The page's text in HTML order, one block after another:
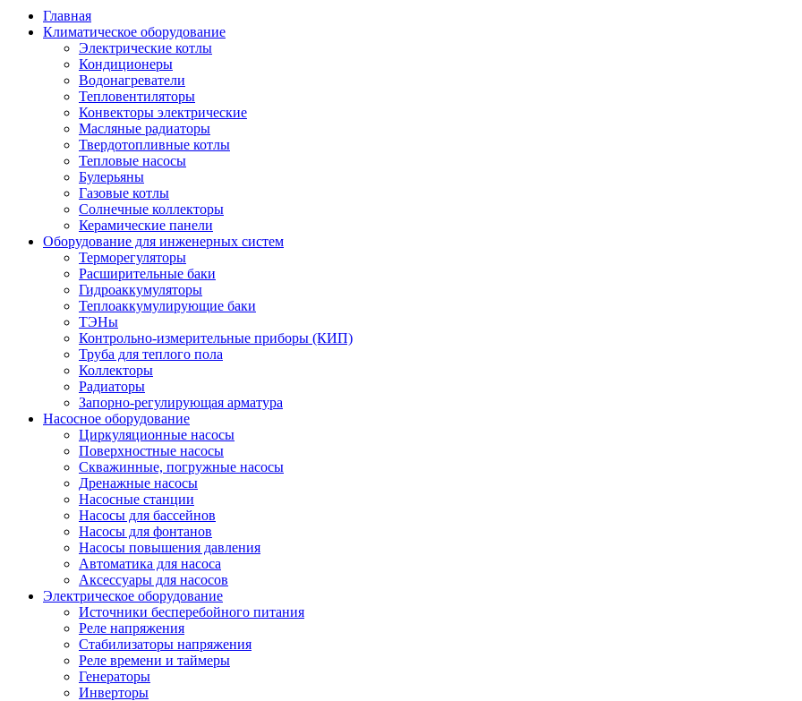
Главная
Климатическое оборудование
Электрические котлы
Кондиционеры
Водонагреватели
Тепловентиляторы
Конвекторы электрические
Масляные радиаторы
Твердотопливные котлы
Тепловые насосы
Булерьяны
Газовые котлы
Солнечные коллекторы
Керамические панели
Оборудование для инженерных систем
Терморегуляторы
Расширительные баки
Гидроаккумуляторы
Теплоаккумулирующие баки
ТЭНы
Контрольно-измерительные приборы (КИП)
Труба для теплого пола
Коллекторы
Радиаторы
Запорно-регулирующая арматура
Насосное оборудование
Циркуляционные насосы
Поверхностные насосы
Скважинные, погружные насосы
Дренажные насосы
Насосные станции
Насосы для бассейнов
Насосы для фонтанов
Насосы повышения давления
Автоматика для насоса
Аксессуары для насосов
Электрическое оборудование
Источники бесперебойного питания
Реле напряжения
Стабилизаторы напряжения
Реле времени и таймеры
Генераторы
Инверторы